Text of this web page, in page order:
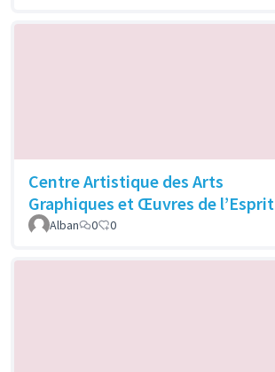
Centre Artistique des Arts
Graphiques et Œuvres de l’Esprit
Alban 0 0